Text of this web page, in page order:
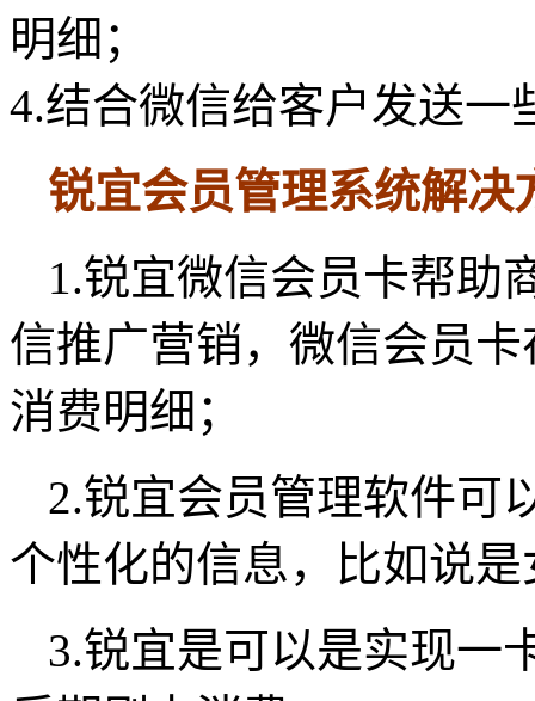
明细；
4.结合微信给客户发送一
锐宜会员管理系统解决
1.锐宜微信会员卡帮助
信推广营销，微信会员
消费明细；
2.锐宜会员管理软件可
个性化的信息，比如说
3.锐宜是可以是实现一